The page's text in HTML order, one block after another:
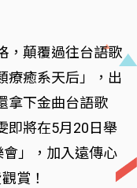
，顛覆過往台語歌
療癒系天后」，出
拿下金曲台語歌
即將在5月20日舉
」，加入遠傳心
賞！